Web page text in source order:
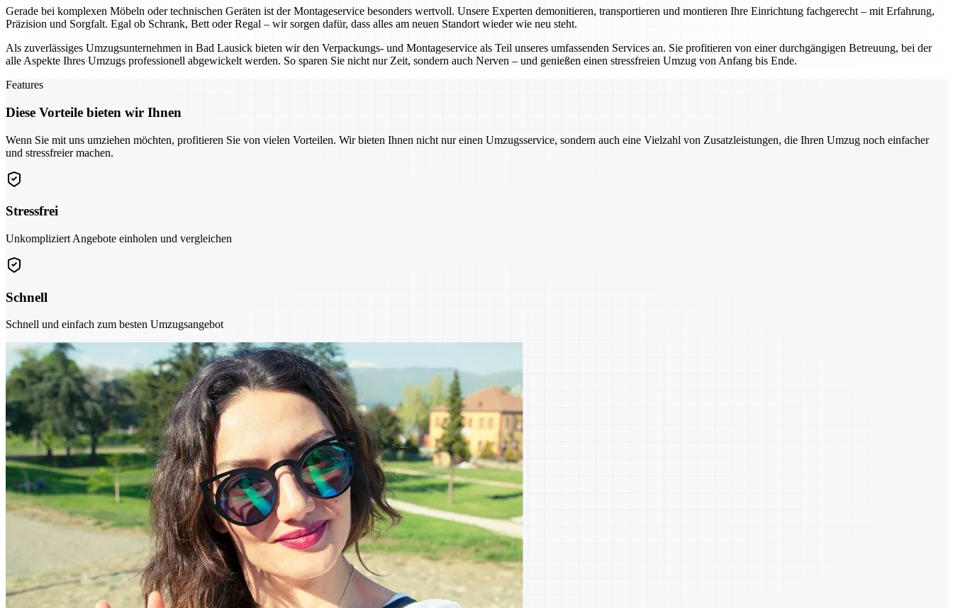
Gerade bei komplexen Möbeln oder technischen Geräten ist der Montageservice besonders wertvoll. Unsere Experten demonitieren, transportieren und montieren Ihre Einrichtung fachgerecht – mit Erfahrung,
Präzision und Sorgfalt. Egal ob Schrank, Bett oder Regal – wir sorgen dafür, dass alles am neuen Standort wieder wie neu steht.
Als zuverlässiges Umzugsunternehmen in Bad Lausick bieten wir den Verpackungs- und Montageservice als Teil unseres umfassenden Services an. Sie profitieren von einer durchgängigen Betreuung, bei der
alle Aspekte Ihres Umzugs professionell abgewickelt werden. So sparen Sie nicht nur Zeit, sondern auch Nerven – und genießen einen stressfreien Umzug von Anfang bis Ende.
Features
Diese Vorteile bieten wir Ihnen
Wenn Sie mit uns umziehen möchten, profitieren Sie von vielen Vorteilen. Wir bieten Ihnen nicht nur einen Umzugsservice, sondern auch eine Vielzahl von Zusatzleistungen, die Ihren Umzug noch einfacher
und stressfreier machen.
Stressfrei
Unkompliziert Angebote einholen und vergleichen
Schnell
Schnell und einfach zum besten Umzugsangebot